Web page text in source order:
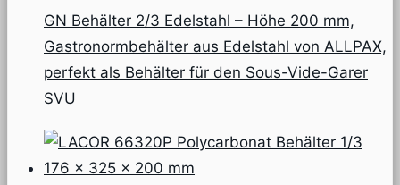
GN Behälter 2/3 Edelstahl – Höhe 200 mm,
Gastronormbehälter aus Edelstahl von ALLPAX,
perfekt als Behälter für den Sous-Vide-Garer
SVU